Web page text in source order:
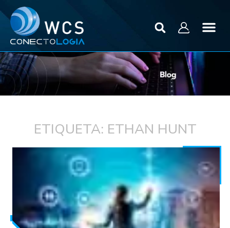
ETIQUETA: ETHAN HUNT